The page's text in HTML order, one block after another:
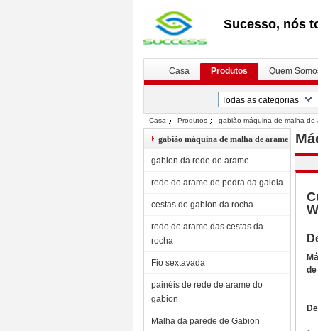
Sucesso, nós
Casa Produtos Quem
Casa Produtos gabião máquina de malha de
gabião máquina de malha de arame
gabion da rede de arame
rede de arame de pedra da gaiola
cestas do gabion da rocha
rede de arame das cestas da
rocha
Fio sextavada
painéis de rede de arame do
gabion
Malha da parede de Gabion
de